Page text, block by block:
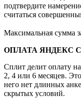
подтвердите
считаться
Максимальная сумма
ОПЛАТА ЯНДЕКС
Сплит делит оплату
2, 4 или 6 месяцев.
него нет длинных
скрытых условий.